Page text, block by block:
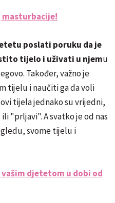
masturbacije!
poslati poruku da je
tijelo i uživati u njemu
Također, važno je
tijelu i naučiti ga da voli
tijela jednako su vrijedni,
"prljavi". A svatko je od nas
svome tijelu i
djetetom u dobi od